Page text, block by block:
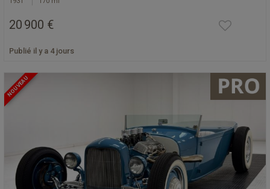
20 900 €
Publié il y a 4 jours
NOUVEAU